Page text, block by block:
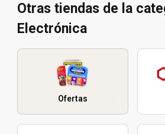
Otras tiendas de la
Electrónica
Ofertas